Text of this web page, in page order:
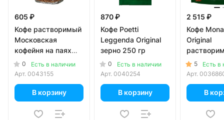
605 ₽
Кофе растворимый
Московская
кофейня на паях
Суаре 95 гр
0
Есть в наличии
Арт. 0043155
В корзину
870 ₽
Кофе Poetti
Leggenda Original
зерно 250 гр
0
Есть в наличии
Арт. 0040254
В корзину
2 515 ₽
Кофе
Original
500 гр
5
Есть в
Арт.
В